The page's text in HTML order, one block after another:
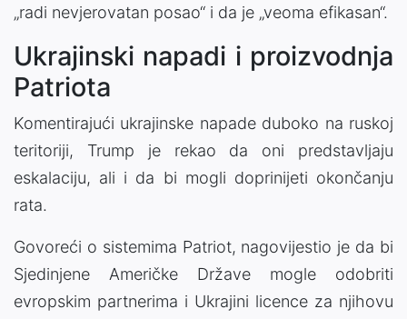
„radi nevjerovatan posao“ i da je „veoma efikasan“.
Ukrajinski napadi i proizvodnja
Patriota
Komentirajući ukrajinske napade duboko na ruskoj
teritoriji, Trump je rekao da oni predstavljaju
eskalaciju, ali i da bi mogli doprinijeti okončanju
rata.
Govoreći o sistemima Patriot, nagovijestio je da bi
Sjedinjene Američke Države mogle odobriti
evropskim partnerima i Ukrajini licence za njihovu